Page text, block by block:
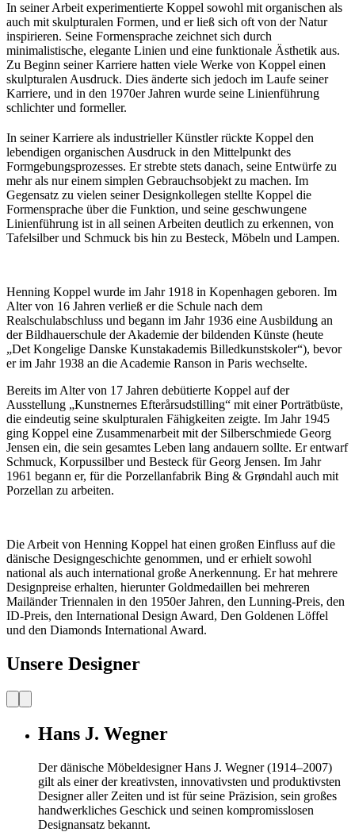
In seiner Arbeit experimentierte Koppel sowohl mit organischen als
auch mit skulpturalen Formen, und er ließ sich oft von der Natur
inspirieren. Seine Formensprache zeichnet sich durch
minimalistische, elegante Linien und eine funktionale Ästhetik aus.
Zu Beginn seiner Karriere hatten viele Werke von Koppel einen
skulpturalen Ausdruck. Dies änderte sich jedoch im Laufe seiner
Karriere, und in den 1970er Jahren wurde seine Linienführung
schlichter und formeller.
In seiner Karriere als industrieller Künstler rückte Koppel den
lebendigen organischen Ausdruck in den Mittelpunkt des
Formgebungsprozesses. Er strebte stets danach, seine Entwürfe zu
mehr als nur einem simplen Gebrauchsobjekt zu machen. Im
Gegensatz zu vielen seiner Designkollegen stellte Koppel die
Formensprache über die Funktion, und seine geschwungene
Linienführung ist in all seinen Arbeiten deutlich zu erkennen, von
Tafelsilber und Schmuck bis hin zu Besteck, Möbeln und Lampen.
Henning Koppel wurde im Jahr 1918 in Kopenhagen geboren. Im
Alter von 16 Jahren verließ er die Schule nach dem
Realschulabschluss und begann im Jahr 1936 eine Ausbildung an
der Bildhauerschule der Akademie der bildenden Künste (heute
„Det Kongelige Danske Kunstakademis Billedkunstskoler“), bevor
er im Jahr 1938 an die Academie Ranson in Paris wechselte.
Bereits im Alter von 17 Jahren debütierte Koppel auf der
Ausstellung „Kunstnernes Efterårsudstilling“ mit einer Porträtbüste,
die eindeutig seine skulpturalen Fähigkeiten zeigte. Im Jahr 1945
ging Koppel eine Zusammenarbeit mit der Silberschmiede Georg
Jensen ein, die sein gesamtes Leben lang andauern sollte. Er entwarf
Schmuck, Korpussilber und Besteck für Georg Jensen. Im Jahr
1961 begann er, für die Porzellanfabrik Bing & Grøndahl auch mit
Porzellan zu arbeiten.
Die Arbeit von Henning Koppel hat einen großen Einfluss auf die
dänische Designgeschichte genommen, und er erhielt sowohl
national als auch international große Anerkennung. Er hat mehrere
Designpreise erhalten, hierunter Goldmedaillen bei mehreren
Mailänder Triennalen in den 1950er Jahren, den Lunning-Preis, den
ID-Preis, den International Design Award, Den Goldenen Löffel
und den Diamonds International Award.
Unsere Designer
Hans J. Wegner
Der dänische Möbeldesigner Hans J. Wegner (1914–2007)
gilt als einer der kreativsten, innovativsten und produktivsten
Designer aller Zeiten und ist für seine Präzision, sein großes
handwerkliches Geschick und seinen kompromisslosen
Designansatz bekannt.